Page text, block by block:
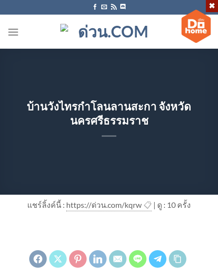
ไป
บ้านวังไทรกำโลนลานสะกา จังหวัด
นครศรีธรรมราช
แชร์ลิ้งค์นี้ : https://ด่วน.com/kqrw 📋 | ดู : 10 ครั้ง